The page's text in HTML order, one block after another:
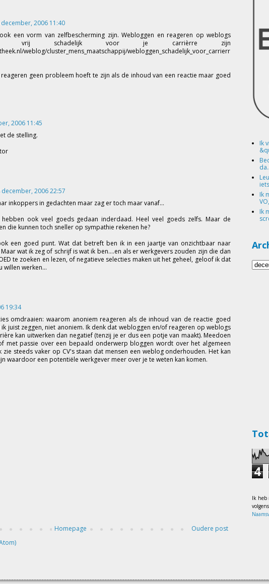
december, 2006 11:40
een vorm van zelfbescherming zijn. Webloggen en reageren op weblogs
vrij schadelijk voor je carrièrre zijn
weblog/cluster_mens_maatschappij/webloggen_schadelijk_voor_carrierr
geen probleem hoeft te zijn als de inhoud van een reactie maar goed
2006 11:45
de stelling.
december, 2006 22:57
inkoppers in gedachten maar zag er toch maar vanaf...
ook veel goeds gedaan inderdaad. Heel veel goeds zelfs. Maar de
die kunnen toch sneller op sympathie rekenen he?
een goed punt. Wat dat betreft ben ik in een jaartje van onzichtbaar naar
wat ik zeg of schrijf is wat ik ben....en als er werkgevers zouden zijn die dan
te zoeken en lezen, of negatieve selecties maken uit het geheel, geloof ik dat
willen werken...
19:34
omdraaien: waarom anoniem reageren als de inhoud van de reactie goed
juist zeggen, niet anoniem. Ik denk dat webloggen en/of reageren op weblogs
kan uitwerken dan negatief (tenzij je er dus een potje van maakt). Meedoen
met passie over een bepaald onderwerp bloggen wordt over het algemeen
zie steeds vaker op CV's staan dat mensen een weblog onderhouden. Het kan
waardoor een potentiële werkgever meer over je te weten kan komen.
Oudere post
Homepage
Ik
Ik
Ik
4
Ik heb